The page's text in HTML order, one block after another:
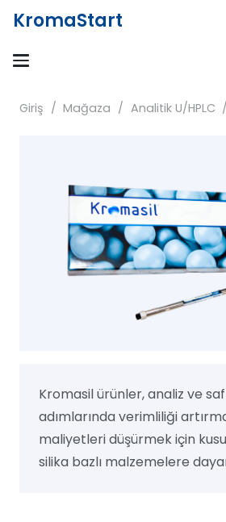
KromaStart
Giriş / Mağaza / Analitik U/HPLC /
Kromasil ürünler, analiz ve
adımlarında verimliliği
maliyetleri düşürmek için
silika bazlı malzemelere